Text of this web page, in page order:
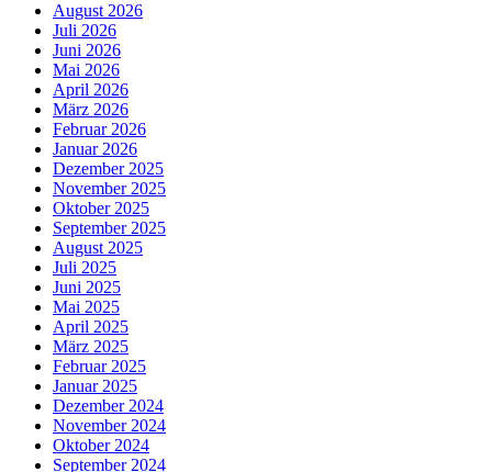
August 2026
Juli 2026
Juni 2026
Mai 2026
April 2026
März 2026
Februar 2026
Januar 2026
Dezember 2025
November 2025
Oktober 2025
September 2025
August 2025
Juli 2025
Juni 2025
Mai 2025
April 2025
März 2025
Februar 2025
Januar 2025
Dezember 2024
November 2024
Oktober 2024
September 2024